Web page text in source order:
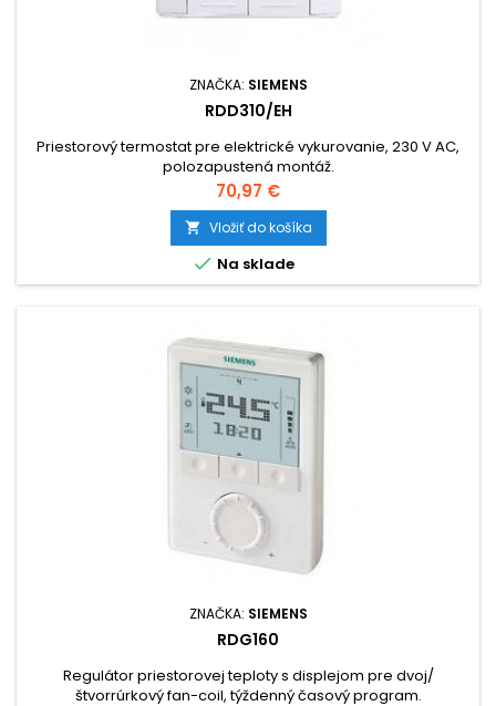
ZNAČKA: SIEMENS
RDD310/EH
Priestorový termostat pre elektrické vykurovanie, 230 V AC,
polozapustená montáž.
Cena
70,97 €
 Vložiť do košíka
 Na sklade
ZNAČKA: SIEMENS
RDG160
Regulátor priestorovej teploty s displejom pre dvoj/
štvorrúrkový fan-coil, týždenný časový program.